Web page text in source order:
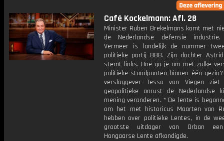
Café Kockelmann: Afl. 28
Minister Ruben Brekelmans komt met
de Nederlandse defensie
Vermeer is landelijk de nummer
politieke partij BBB. Zijn dochter
stemt links. Hoe ga je om met zulke
politieke standpunten binnen één
verslaggever Tessa van Viegen
geopolitieke onrust de Nederlandse
mening veranderen. * De lente is
om het met historicus Maarten van
hebben over politieke Lentes, in de
grootste uitdager van Orban
Hongaarse Lente afkondigde.